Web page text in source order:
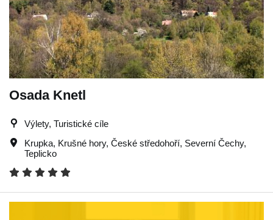
Osada Knetl
Výlety, Turistické cíle
Krupka, Krušné hory, České středohoří, Severní Čechy,
Teplicko